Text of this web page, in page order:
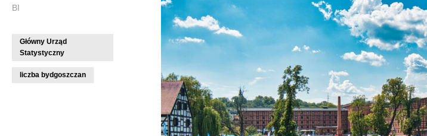
BI
Główny Urząd
Statystyczny
liczba bydgoszczan